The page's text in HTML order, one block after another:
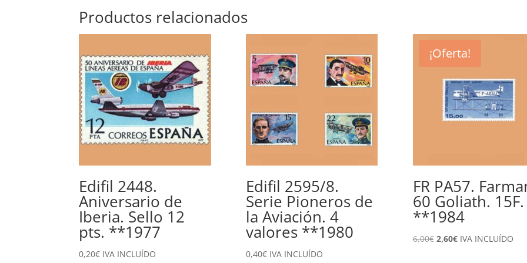
Productos relacionados
Edifil 2448.
Aniversario de
Iberia. Sello 12
pts. **1977
0,20€ IVA INCLUÍDO
Edifil 2595/8.
Serie Pioneros de
la Aviación. 4
valores **1980
0,40€ IVA INCLUÍDO
¡Oferta!
FR PA57.
60 Goliath. 15F.
**1984
6,00€ El
2,60€ElIVA INCLUÍDO